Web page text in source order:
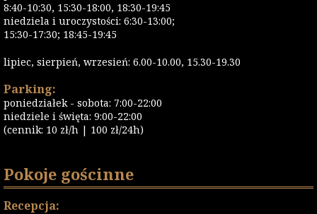
8:40-10:30, 15:30-18:00, 18:30-19:45
niedziela i uroczystości: 6:30-13:00;
15:30-17:30; 18:45-19:45
lipiec, sierpień, wrzesień: 6.00-10.00, 15.30-19.30
Parking:
poniedziałek - sobota: 7:00-22:00
niedziele i święta: 9:00-22:00
(cennik: 10 zł/h | 100 zł/24h)
Pokoje gościnne
Recepcja: